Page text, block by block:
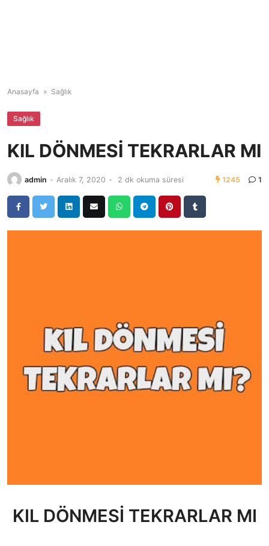
Anasayfa » Sağlık
Sağlık
KIL DÖNMESİ TEKRARLAR MI
admin - Aralık 7, 2020 - 2 dk okuma süresi 1245 1
KIL DÖNMESİ TEKRARLAR MI